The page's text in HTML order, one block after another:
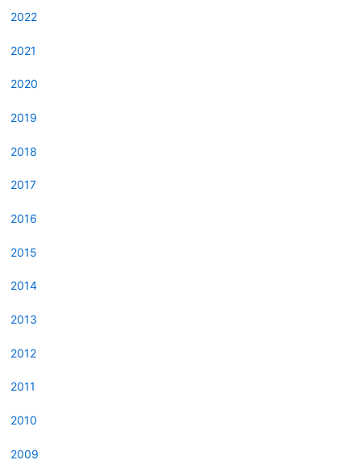
2022
2021
2020
2019
2018
2017
2016
2015
2014
2013
2012
2011
2010
2009